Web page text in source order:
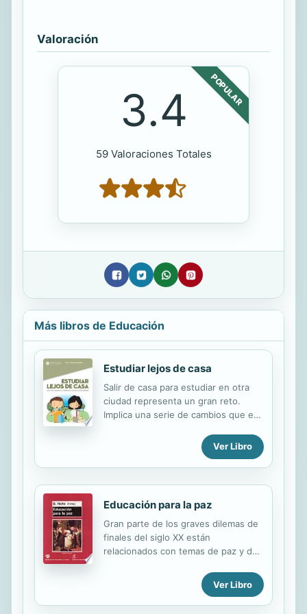
Valoración
POPULAR
3.4
59 Valoraciones Totales
Más libros de Educación
Estudiar lejos de casa
Salir de casa para estudiar en otra
ciudad representa un gran reto.
Implica una serie de cambios que en
sobrellevar, como elegir el lugar para
vivir, adaptarse a una forma de vida
diferente, hacer amigos, así como
experimentar sentimientos de
manual está diseñado para facilitarte
la adaptación a un nuevo entorno
urbano, social y académico. Aquí
encontrarás una descripción de las
decidido cambiar de ciudad para
continuar con tus estudios, así como
prácticos consejos y
Ver Libro
Educación para la paz
Gran parte de los graves dilemas de
finales del siglo XX están
relacionados con temas de paz y de
crecientes niveles de violencia, el
impacto de un rápido cambio social o
con materias referidas a los
Ver Libro